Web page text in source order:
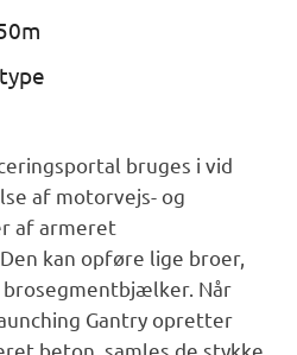
bruges i vid
af motorvejs- og
af armeret
kan opføre lige broer,
Når
Gantry opretter
beton, samles de stykke